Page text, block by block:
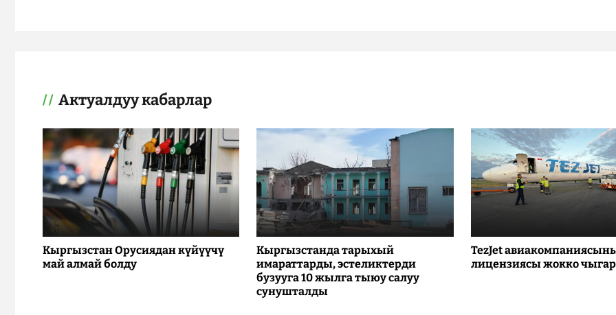
Актуалдуу кабарлар
Кыргызстан Орусиядан күйүүчү
май алмай болду
Кыргызстанда тарыхый
имараттарды, эстеликтерди
бузууга 10 жылга тыюу салуу
сунушталды
TezJet
лицензиясы жокко